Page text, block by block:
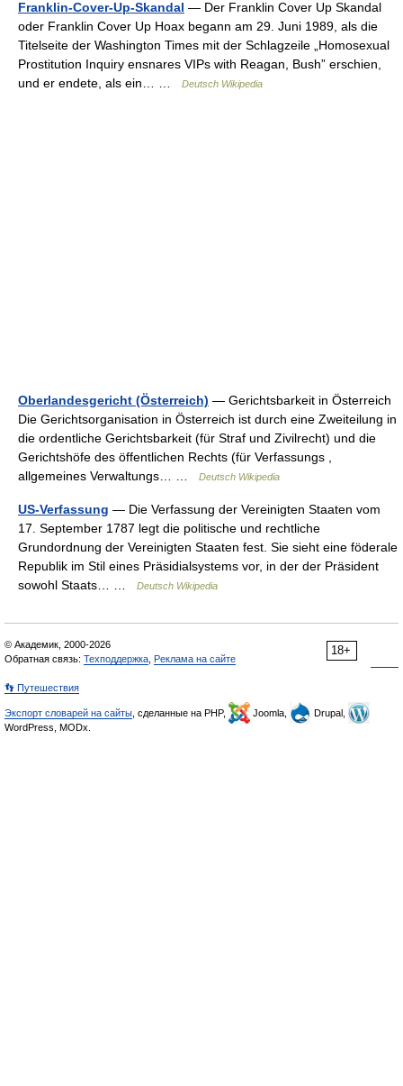
Franklin-Cover-Up-Skandal — Der Franklin Cover Up Skandal
oder Franklin Cover Up Hoax begann am 29. Juni 1989, als die
Titelseite der Washington Times mit der Schlagzeile „Homosexual
Prostitution Inquiry ensnares VIPs with Reagan, Bush” erschien,
und er endete, als ein… …
Deutsch Wikipedia
Oberlandesgericht (Österreich) — Gerichtsbarkeit in Österreich
Die Gerichtsorganisation in Österreich ist durch eine Zweiteilung in
die ordentliche Gerichtsbarkeit (für Straf und Zivilrecht) und die
Gerichtshöfe des öffentlichen Rechts (für Verfassungs ,
allgemeines Verwaltungs… …
Deutsch Wikipedia
US-Verfassung — Die Verfassung der Vereinigten Staaten vom
17. September 1787 legt die politische und rechtliche
Grundordnung der Vereinigten Staaten fest. Sie sieht eine föderale
Republik im Stil eines Präsidialsystems vor, in der der Präsident
sowohl Staats… …
Deutsch Wikipedia
18+
© Академик, 2000-2026
Обратная связь: Техподдержка Реклама на сайте
👣 Путешествия
Экспорт словарей на сайты , сделанные на PHP, Joomla,
Drupal,
WordPress, MODx.